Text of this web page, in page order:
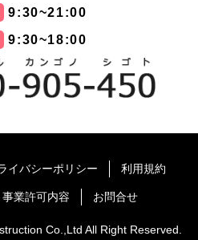
9:30~21:00
9:30~18:00
イバシーポリシー 利用規約
事業許可内容 お問合せ
Co.,Ltd All Right Reserved.